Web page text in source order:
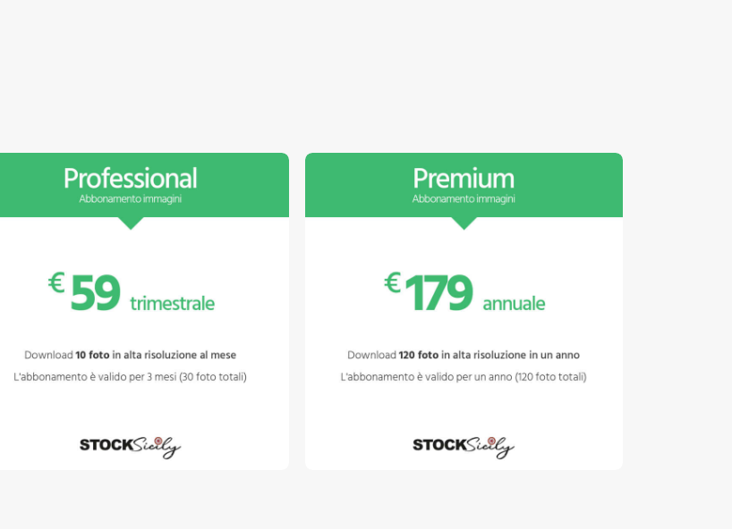
Abbonamento Professional Abbonamento Premium